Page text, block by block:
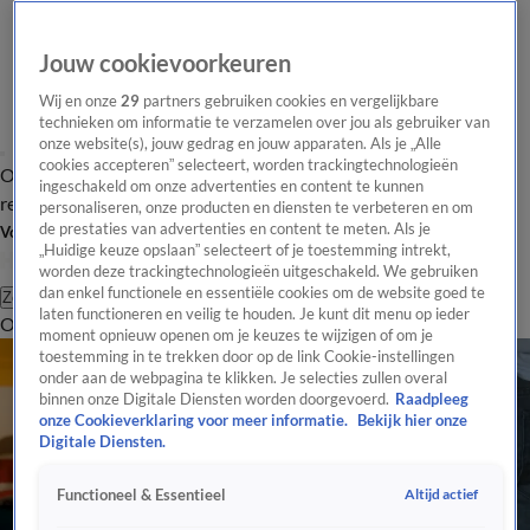
Overzicht Laatste nieuws Regionieuws Het beste van Hart
Tip de
redactie
Volg Hart van Nederland
Zoeken
OverzichtRegioUitzendingenWeerTip de redactiePanelVideo's
Jouw cookievoorkeuren
Wij en onze29 partners gebruiken cookies en vergelijkbare
technieken om informatie te verzamelen over jou als gebruiker van
onze website(s), jouw gedrag en jouw apparaten. Als je „Alle
cookies accepteren” selecteert, worden trackingtechnologieën
ingeschakeld om onze advertenties en content te kunnen
personaliseren, onze producten en diensten te verbeteren en om
de prestaties van advertenties en content te meten. Als je
„Huidige keuze opslaan” selecteert of je toestemming intrekt,
worden deze trackingtechnologieën uitgeschakeld. We gebruiken
dan enkel functionele en essentiële cookies om de website goed te
laten functioneren en veilig te houden. Je kunt dit menu op ieder
moment opnieuw openen om je keuzes te wijzigen of om je
toestemming in te trekken door op de link Cookie-instellingen
onder aan de webpagina te klikken. Je selecties zullen overal
binnen onze Digitale Diensten worden doorgevoerd. Raadpleeg
onze Cookieverklaring voor meer informatie.
Bekijk hier onze
Digitale Diensten.
Functioneel & Essentieel Altijd actief